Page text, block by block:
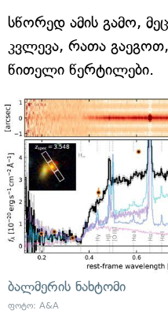
სწორედ ამის გამო,
კვლევა, რათა
წითელი წერტილები.
ბალმერის ნახტომი
ფოტო: A&A